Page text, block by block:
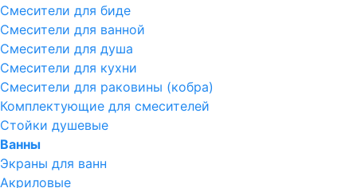
Смесители для биде
Смесители для ванной
Смесители для душа
Смесители для кухни
Смесители для раковины (кобра)
Комплектующие для смесителей
Стойки душевые
Ванны
Экраны для ванн
Акриловые